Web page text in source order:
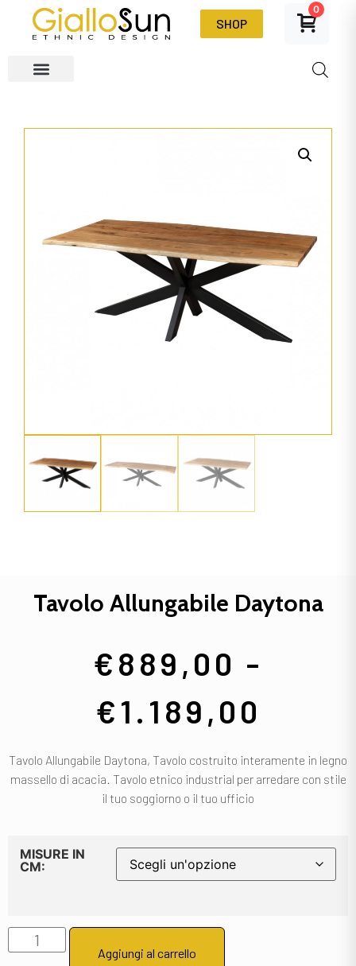
SHOP
0
Tavolo Allungabile Daytona
€889,00 -
€1.189,00
Tavolo Allungabile Daytona, Tavolo costruito interamente in legno
massello di acacia. Tavolo etnico industrial per arredare con stile
il tuo soggiorno o il tuo ufficio
MISURE IN
CM:
Aggiungi al carrello